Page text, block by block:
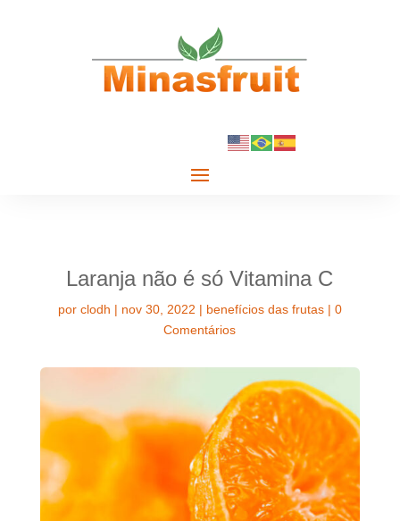
Laranja não é só Vitamina C
por clodh | nov 30, 2022 | benefícios das frutas| 0
Comentários